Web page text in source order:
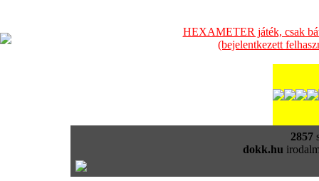
HEXAMETER játék, csak
(bejelentkezett
2857
dokk.hu